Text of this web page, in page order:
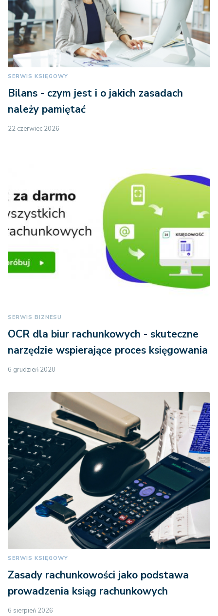
SERWIS KSIĘGOWY
Bilans - czym jest i o jakich zasadach
należy pamiętać
22 czerwiec 2026
SERWIS BIZNESU
OCR dla biur rachunkowych - skuteczne
narzędzie wspierające proces księgowania
6 grudzień 2020
SERWIS KSIĘGOWY
Zasady rachunkowości jako podstawa
prowadzenia ksiąg rachunkowych
6 sierpień 2026